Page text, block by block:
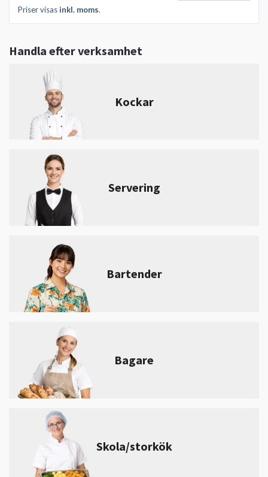
Priser visasinkl. moms.
Handla efter verksamhet
Kockar
Servering
Bartender
Bagare
Skola/storkök